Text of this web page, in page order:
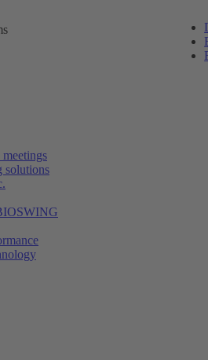
meetings
solutions